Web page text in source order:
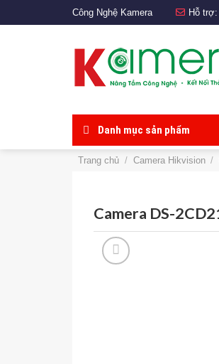
to
Công Nghệ Kamera Hỗ trợ:
Danh mục sản phẩm
Trang chủ / Camera Hikvision /
Camera DS-